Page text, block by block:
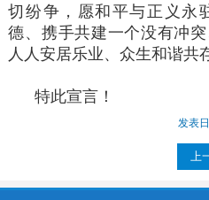
切纷争，愿和平与正义永
德、携手共建一个没有冲
人人安居乐业、众生和谐共
特此宣言！
发表
上